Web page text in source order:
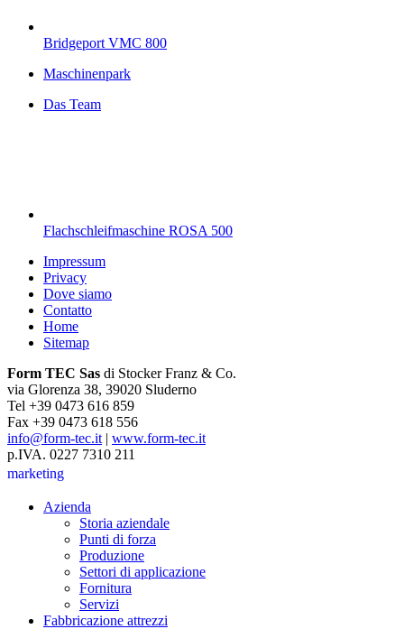
Bridgeport VMC 800
Maschinenpark
Das Team
Flachschleifmaschine ROSA 500
Impressum
Privacy
Dove siamo
Contatto
Home
Sitemap
Form TEC Sas di Stocker Franz & Co.
via Glorenza 38, 39020 Sluderno
Tel +39 0473 616 859
Fax +39 0473 618 556
info@form-tec.it| www.form-tec.it
p.IVA. 0227 7310 211
marketing
Azienda
Storia aziendale
Punti di forza
Produzione
Settori di applicazione
Fornitura
Servizi
Fabbricazione attrezzi